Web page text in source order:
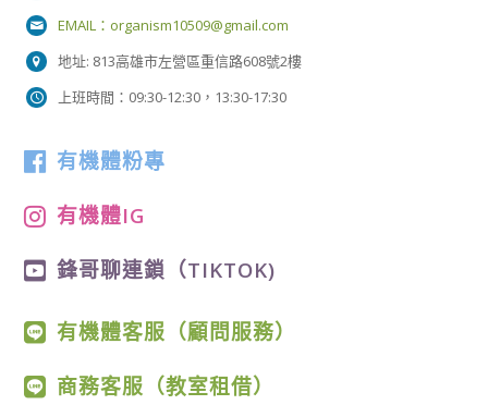
EMAIL： organism10509@gmail.com
地址: 813高雄市左營區重信路608號2樓
上班時間：09:30-12:30，13:30-17:30
有機體粉專
有機體IG
鋒哥聊連鎖（TIKTOK)
有機體客服（顧問服務）
商務客服（教室租借）